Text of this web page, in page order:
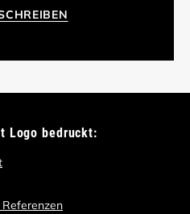
Logo bedruckt: